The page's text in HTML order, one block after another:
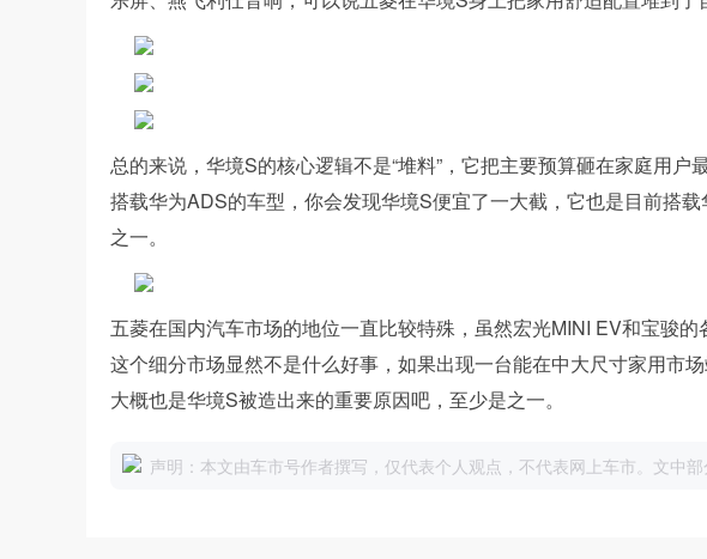
总的来说，华境S的核心逻辑不是“堆料”，它把主要预算砸在家庭用
搭载华为ADS的车型，你会发现华境S便宜了一大截，它也是目前搭
之一。
五菱在国内汽车市场的地位一直比较特殊，虽然宏光MINI EV和宝骏
这个细分市场显然不是什么好事，如果出现一台能在中大尺寸家用市
大概也是华境S被造出来的重要原因吧，至少是之一。
声明：本文由车市号作者撰写，仅代表个人观点，不代表网上车市。文中部